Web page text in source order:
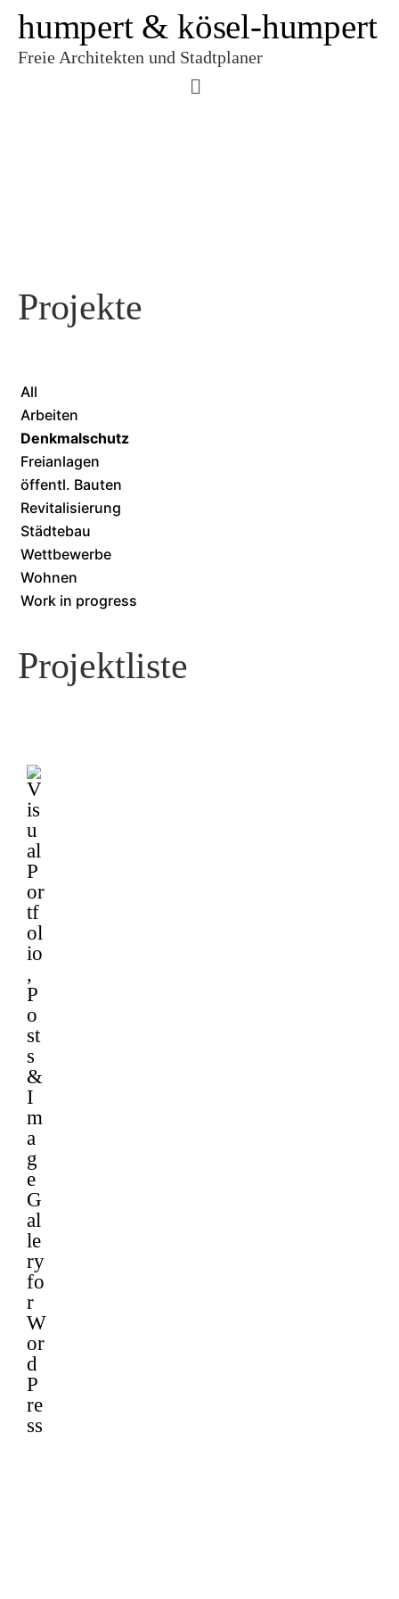
humpert & kösel-humpert
Freie Architekten und Stadtplaner
Projekte
All
Arbeiten
Denkmalschutz
Freianlagen
öffentl. Bauten
Revitalisierung
Städtebau
Wettbewerbe
Wohnen
Work in progress
Projektliste